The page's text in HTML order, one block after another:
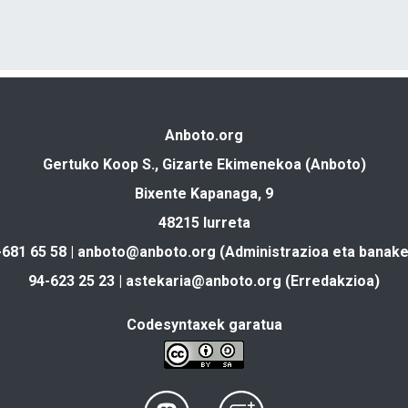
Anboto.org
Gertuko Koop S., Gizarte Ekimenekoa (Anboto)
Bixente Kapanaga, 9
48215 Iurreta
65 58 | anboto@anboto.org (Administrazioa eta
94-623 25 23 | astekaria@anboto.org (Erredakzioa)
Codesyntaxek garatua